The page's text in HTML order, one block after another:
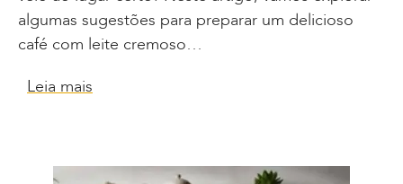
algumas sugestões para preparar um delicioso
café com leite cremoso…
Leia mais